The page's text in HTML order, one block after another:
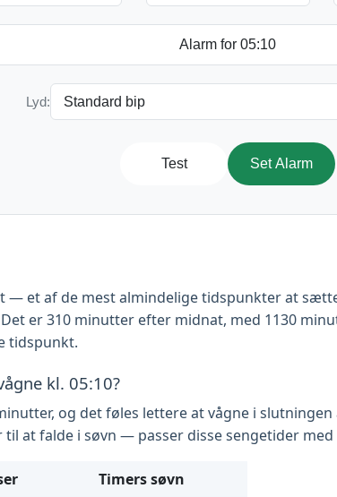
Lyd:
Test Set Alarm
et af de mest almindelige tidspunkter at
er 310 minutter efter midnat, med 1130
tidspunkt.
kl. 05:10?
og det føles lettere at vågne i
at falde i søvn — passer disse sengetider med
Timers søvn